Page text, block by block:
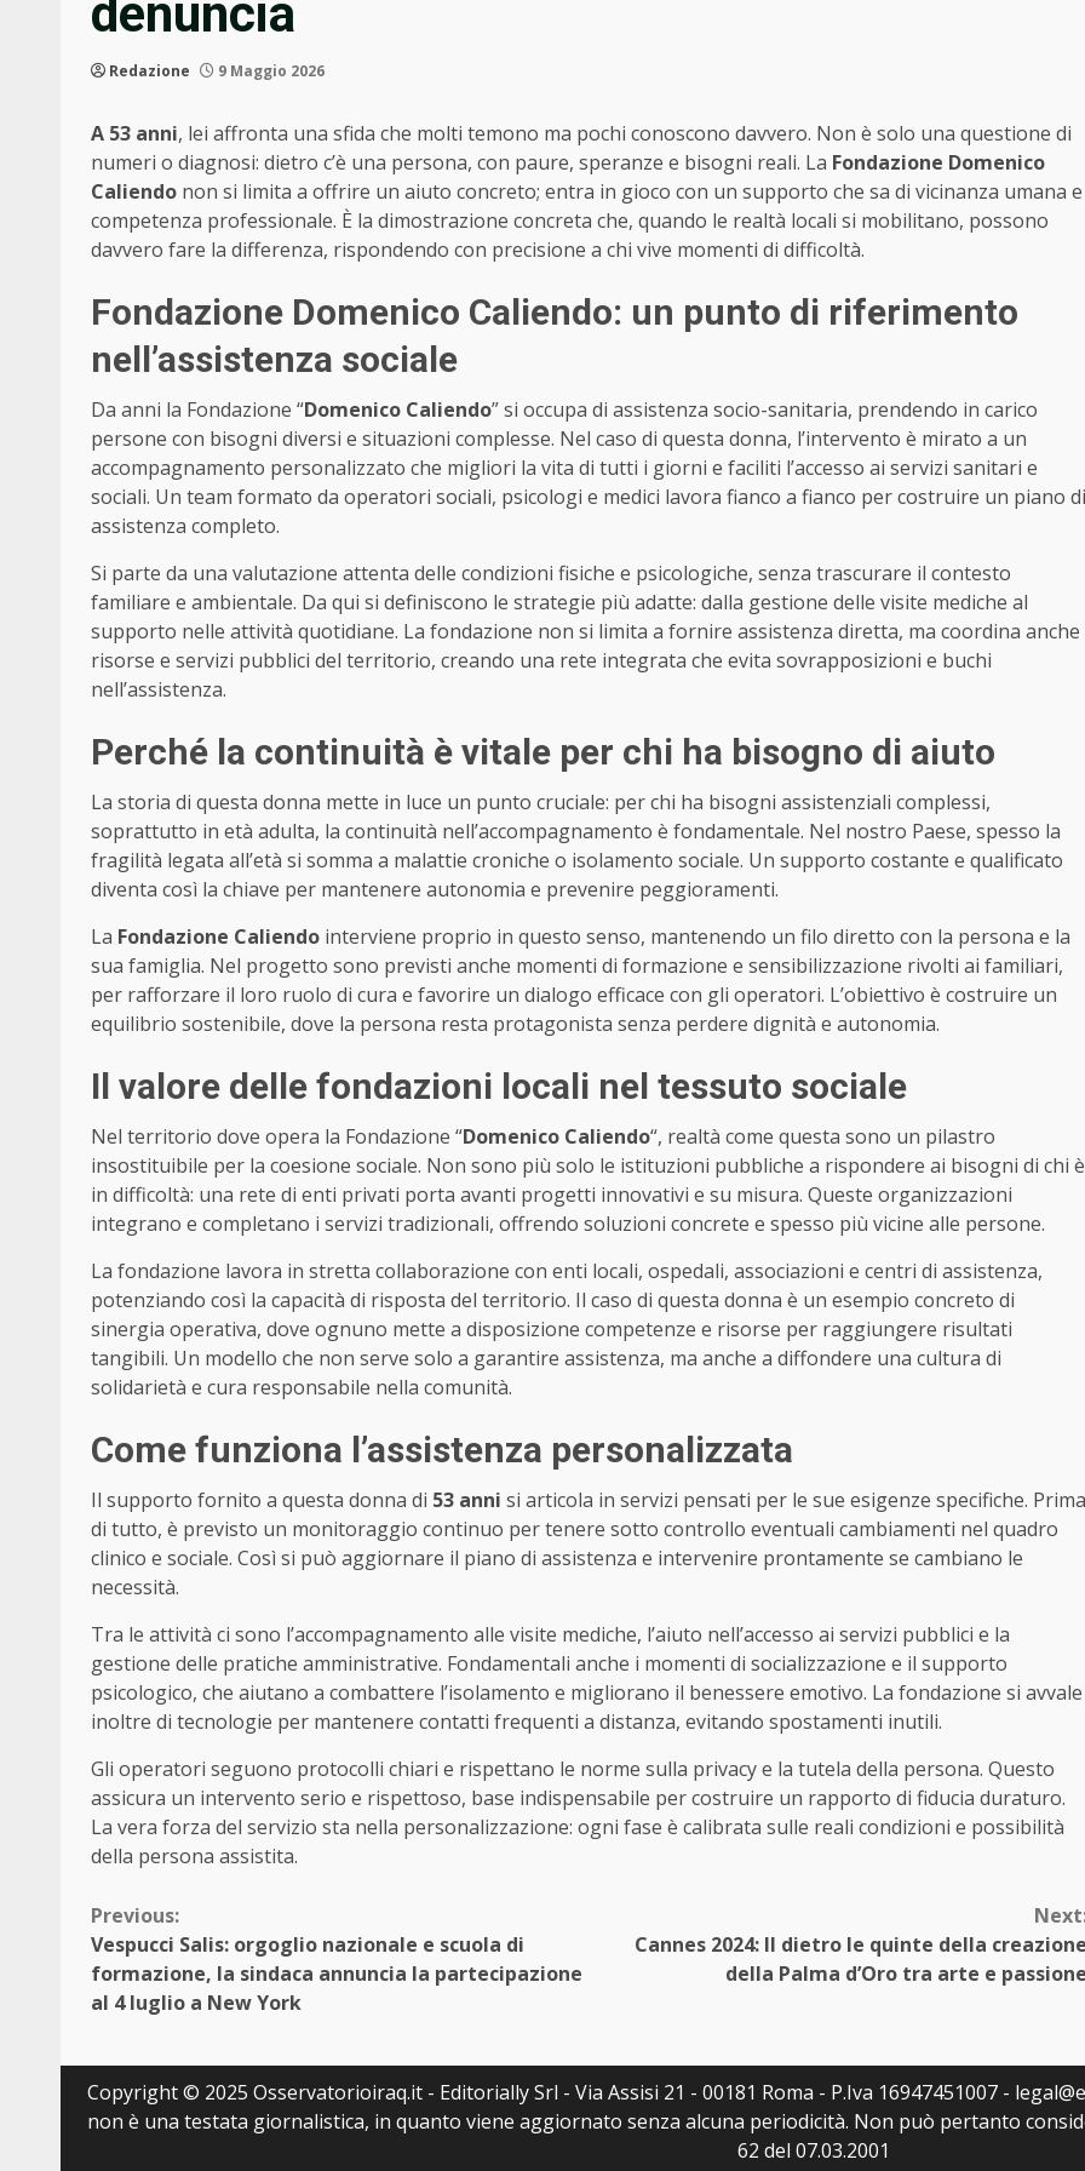
denuncia
Redazione 9 Maggio 2026
A 53 anni, lei affronta una sfida che molti temono ma pochi conoscono davvero. Non è solo una questione di
numeri o diagnosi: dietro c’è una persona, con paure, speranze e bisogni reali. La Fondazione Domenico
Caliendo non si limita a offrire un aiuto concreto; entra in gioco con un supporto che sa di vicinanza umana e
competenza professionale. È la dimostrazione concreta che, quando le realtà locali si mobilitano, possono
davvero fare la differenza, rispondendo con precisione a chi vive momenti di difficoltà.
Fondazione Domenico Caliendo: un punto di riferimento
nell’assistenza sociale
Da anni la Fondazione “Domenico Caliendo” si occupa di assistenza socio-sanitaria, prendendo in carico
persone con bisogni diversi e situazioni complesse. Nel caso di questa donna, l’intervento è mirato a un
accompagnamento personalizzato che migliori la vita di tutti i giorni e faciliti l’accesso ai servizi sanitari e
sociali. Un team formato da operatori sociali, psicologi e medici lavora fianco a fianco per costruire un piano di
assistenza completo.
Si parte da una valutazione attenta delle condizioni fisiche e psicologiche, senza trascurare il contesto
familiare e ambientale. Da qui si definiscono le strategie più adatte: dalla gestione delle visite mediche al
supporto nelle attività quotidiane. La fondazione non si limita a fornire assistenza diretta, ma coordina anche
risorse e servizi pubblici del territorio, creando una rete integrata che evita sovrapposizioni e buchi
nell’assistenza.
Perché la continuità è vitale per chi ha bisogno di aiuto
La storia di questa donna mette in luce un punto cruciale: per chi ha bisogni assistenziali complessi,
soprattutto in età adulta, la continuità nell’accompagnamento è fondamentale. Nel nostro Paese, spesso la
fragilità legata all’età si somma a malattie croniche o isolamento sociale. Un supporto costante e qualificato
diventa così la chiave per mantenere autonomia e prevenire peggioramenti.
La Fondazione Caliendo interviene proprio in questo senso, mantenendo un filo diretto con la persona e la
sua famiglia. Nel progetto sono previsti anche momenti di formazione e sensibilizzazione rivolti ai familiari,
per rafforzare il loro ruolo di cura e favorire un dialogo efficace con gli operatori. L’obiettivo è costruire un
equilibrio sostenibile, dove la persona resta protagonista senza perdere dignità e autonomia.
Il valore delle fondazioni locali nel tessuto sociale
Nel territorio dove opera la Fondazione “Domenico Caliendo“, realtà come questa sono un pilastro
insostituibile per la coesione sociale. Non sono più solo le istituzioni pubbliche a rispondere ai bisogni di chi è
in difficoltà: una rete di enti privati porta avanti progetti innovativi e su misura. Queste organizzazioni
integrano e completano i servizi tradizionali, offrendo soluzioni concrete e spesso più vicine alle persone.
La fondazione lavora in stretta collaborazione con enti locali, ospedali, associazioni e centri di assistenza,
potenziando così la capacità di risposta del territorio. Il caso di questa donna è un esempio concreto di
sinergia operativa, dove ognuno mette a disposizione competenze e risorse per raggiungere risultati
tangibili. Un modello che non serve solo a garantire assistenza, ma anche a diffondere una cultura di
solidarietà e cura responsabile nella comunità.
Come funziona l’assistenza personalizzata
Il supporto fornito a questa donna di 53 anni si articola in servizi pensati per le sue esigenze specifiche. Prima
di tutto, è previsto un monitoraggio continuo per tenere sotto controllo eventuali cambiamenti nel quadro
clinico e sociale. Così si può aggiornare il piano di assistenza e intervenire prontamente se cambiano le
necessità.
Tra le attività ci sono l’accompagnamento alle visite mediche, l’aiuto nell’accesso ai servizi pubblici e la
gestione delle pratiche amministrative. Fondamentali anche i momenti di socializzazione e il supporto
psicologico, che aiutano a combattere l’isolamento e migliorano il benessere emotivo. La fondazione si avvale
inoltre di tecnologie per mantenere contatti frequenti a distanza, evitando spostamenti inutili.
Gli operatori seguono protocolli chiari e rispettano le norme sulla privacy e la tutela della persona. Questo
assicura un intervento serio e rispettoso, base indispensabile per costruire un rapporto di fiducia duraturo.
La vera forza del servizio sta nella personalizzazione: ogni fase è calibrata sulle reali condizioni e possibilità
della persona assistita.
Continue
Reading
Previous:
Vespucci Salis: orgoglio nazionale e scuola di
formazione, la sindaca annuncia la partecipazione
al 4 luglio a New York
Cannes 2024: Il dietro le quinte della
della Palma d’Oro tra arte e
Copyright © 2025 Osservatorioiraq.it - Editorially Srl - Via Assisi 21 - 00181 Roma - P.Iva 16947451007 -
non è una testata giornalistica, in quanto viene aggiornato senza alcuna periodicità. Non può pertanto
62 del 07.03.2001